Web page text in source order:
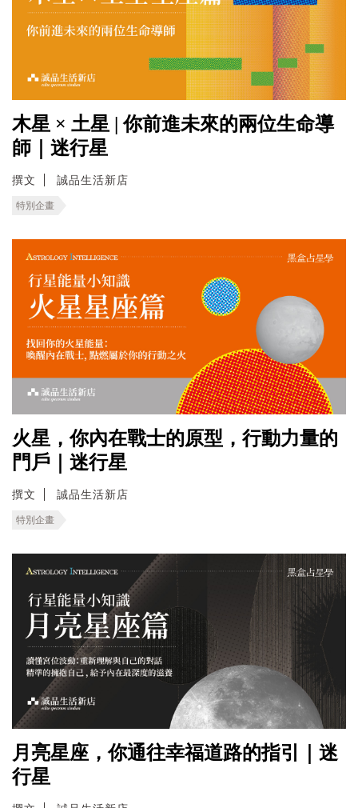
木星 × 土星 | 你前進未來的兩位生命導
師｜迷行星
撰文 誠品生活新店
特別企畫
火星，你內在戰士的原型，行動力量的
門戶｜迷行星
撰文 誠品生活新店
特別企畫
月亮星座，你通往幸福道路的指引｜迷
行星